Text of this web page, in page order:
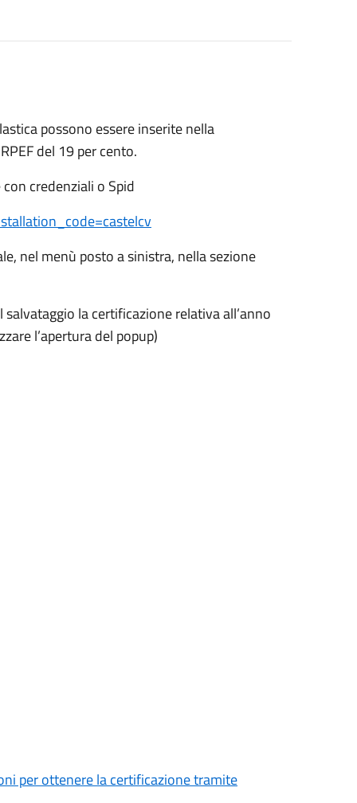
possono essere inserite nella
del 19 per cento.
credenziali o Spid
nel menù posto a sinistra, nella sezione
la certificazione relativa all’anno
l’apertura del popup)
per ottenere la certificazione tramite